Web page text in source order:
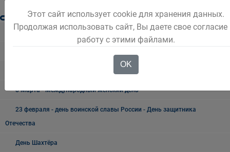
Разное
8 Марта - Международный женский день
23 февраля - день воинской славы России - День защитника
Отечества
День Шахтёра
Этот сайт использует cookie для хранения данных.
Продолжая использовать сайт, Вы даете свое согласие
работу с этими файлами.
OK